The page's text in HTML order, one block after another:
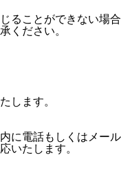
ることができない場合
ください。
します。
に電話もしくはメール
いたします。